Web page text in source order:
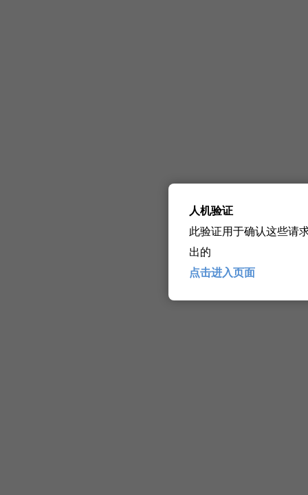
人机验证
此验证用于确认这些请
出的
点击进入页面